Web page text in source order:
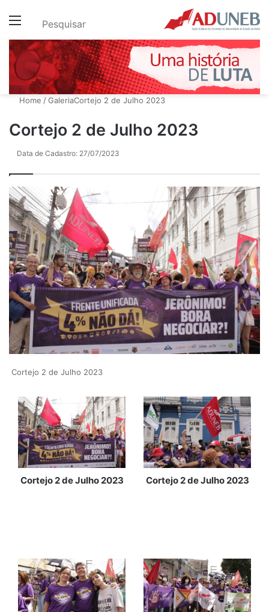
Menu Pesquisar
Home /GaleriaCortejo 2 de Julho 2023
Cortejo 2 de Julho 2023
Data de Cadastro: 27/07/2023
Cortejo 2 de Julho 2023
Cortejo 2 de Julho 2023 Cortejo 2 de Julho 2023